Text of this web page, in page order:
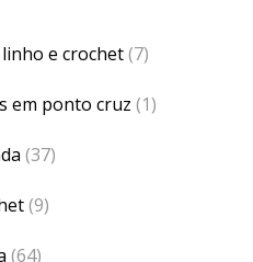
e crochet(7)
em ponto cruz (1)
(37)
(9)
(64)